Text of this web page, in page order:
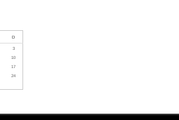
D
3
10
17
24